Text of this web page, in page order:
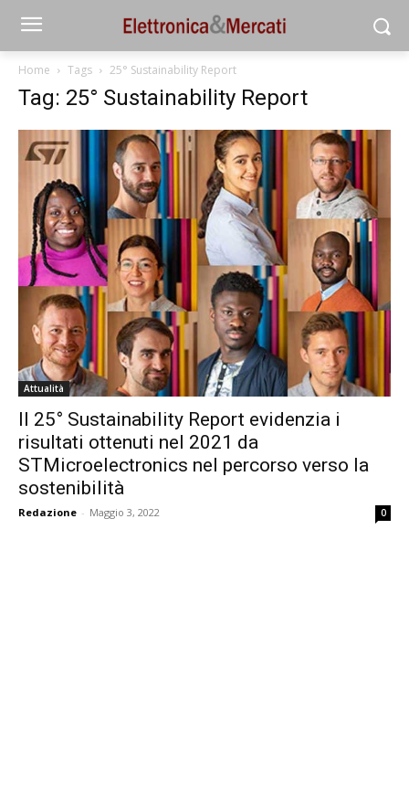
Home Tags 25° Sustainability Report
Tag: 25° Sustainability Report
Attualità
Il 25° Sustainability Report evidenzia i
risultati ottenuti nel 2021 da
STMicroelectronics nel percorso verso la
sostenibilità
Redazione - Maggio 3, 2022 0